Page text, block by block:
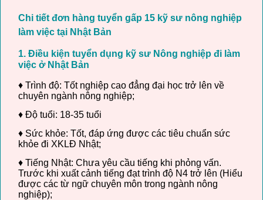
Chi tiết đơn hàng tuyển gấp 15 kỹ sư nông nghiệp
làm việc tại Nhật Bản
1. Điều kiện tuyển dụng kỹ sư Nông nghiệp đi làm
việc ở Nhật Bản
♦ Trình độ: Tốt nghiệp cao đẳng đại học trở lên về
chuyên ngành nông nghiệp;
♦ Độ tuổi: 18-35 tuổi
♦ Sức khỏe: Tốt, đáp ứng được các tiêu chuẩn sức
khỏe đi XKLĐ Nhật;
♦ Tiếng Nhật: Chưa yêu cầu tiếng khi phỏng vấn.
Trước khi xuất cảnh tiếng đạt trình độ N4 trở lên (Hiểu
được các từ ngữ chuyên môn trong ngành nông
nghiệp);